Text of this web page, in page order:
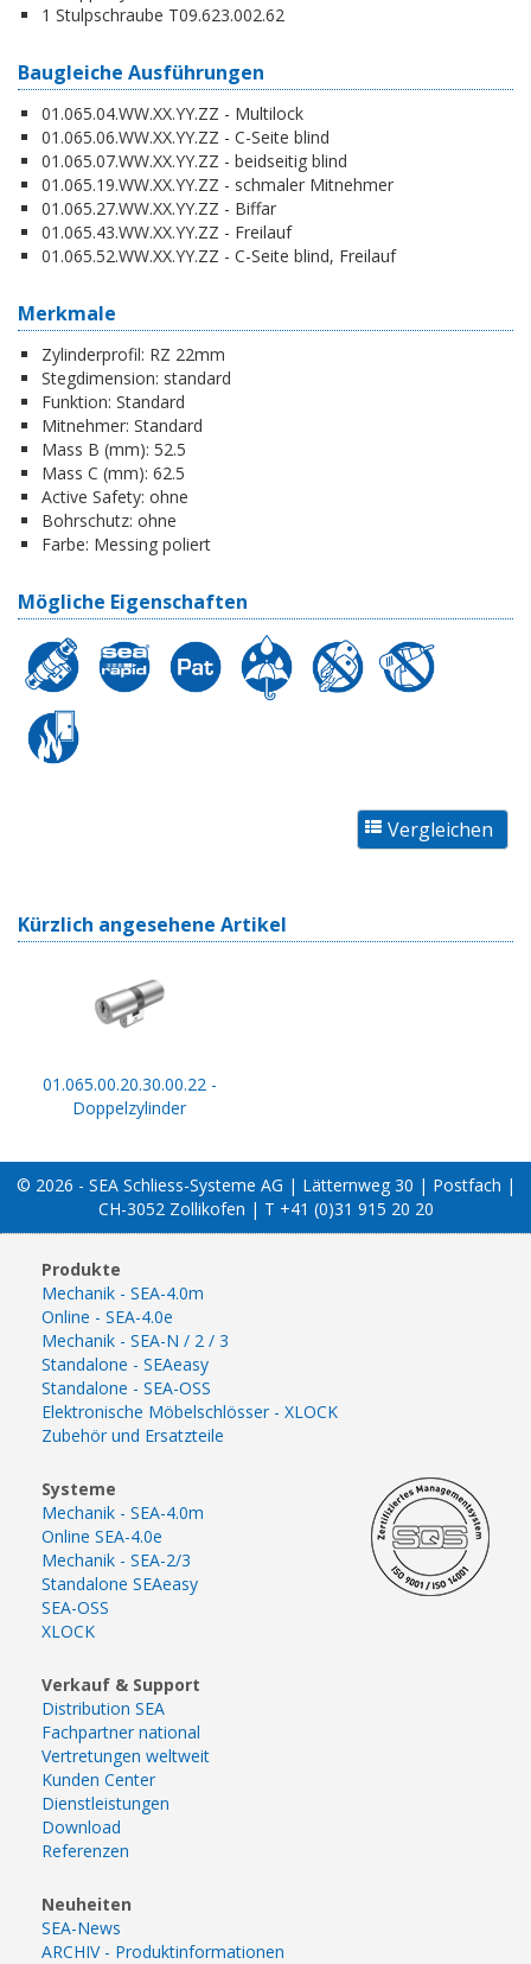
1 Stulpschraube T09.623.002.62
Baugleiche Ausführungen
01.065.04.WW.XX.YY.ZZ - Multilock
01.065.06.WW.XX.YY.ZZ - C-Seite blind
01.065.07.WW.XX.YY.ZZ - beidseitig blind
01.065.19.WW.XX.YY.ZZ - schmaler Mitnehmer
01.065.27.WW.XX.YY.ZZ - Biffar
01.065.43.WW.XX.YY.ZZ - Freilauf
01.065.52.WW.XX.YY.ZZ - C-Seite blind, Freilauf
Merkmale
Zylinderprofil: RZ 22mm
Stegdimension: standard
Funktion: Standard
Mitnehmer: Standard
Mass B (mm): 52.5
Mass C (mm): 62.5
Active Safety: ohne
Bohrschutz: ohne
Farbe: Messing poliert
Mögliche Eigenschaften
Kürzlich angesehene Artikel
01.065.00.20.30.00.22 -
Doppelzylinder
© 2026 - SEA Schliess-Systeme AG | Lätternweg 30 | Postfach |
CH-3052 Zollikofen | T +41 (0)31 915 20 20
Produkte
Mechanik - SEA-4.0m
Online - SEA-4.0e
Mechanik - SEA-N / 2 / 3
Standalone - SEAeasy
Standalone - SEA-OSS
Elektronische Möbelschlösser - XLOCK
Zubehör und Ersatzteile
Systeme
Mechanik - SEA-4.0m
Online SEA-4.0e
Mechanik - SEA-2/3
Standalone SEAeasy
SEA-OSS
XLOCK
Verkauf & Support
Distribution SEA
Fachpartner national
Vertretungen weltweit
Kunden Center
Dienstleistungen
Download
Referenzen
Neuheiten
SEA-News
ARCHIV - Produktinformationen